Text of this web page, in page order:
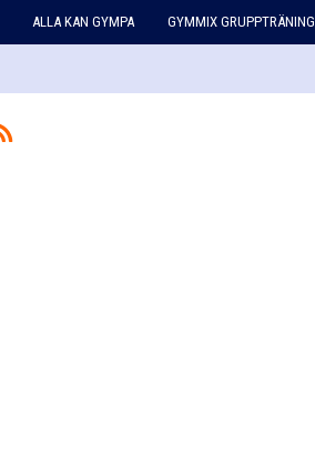
ALLA KAN GYMPA GYMMIX GRUPPTRÄNING